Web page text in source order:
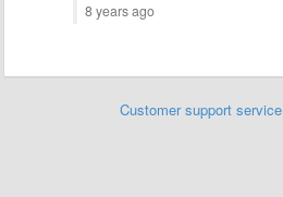
8 years ago
Customer support service